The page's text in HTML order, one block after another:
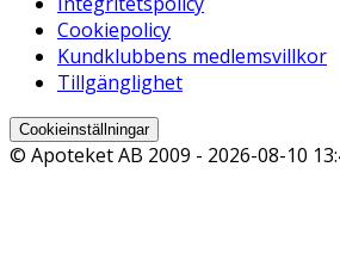
Cookiepolicy
Kundklubbens medlemsvillkor
Tillgänglighet
Cookieinställningar
© Apoteket AB 2009 - 2026-08-10